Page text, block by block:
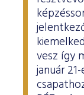
vesz így
január